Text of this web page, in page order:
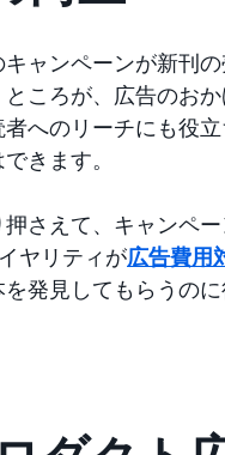
ャンペーンが新刊
ころが、広告のお
へのリーチにも役
きます。
さえて、キャンペ
ヤリティが広告費用
発見してもらうの